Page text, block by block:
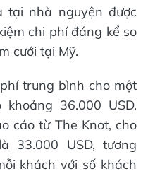
tại nhà nguyện được
chi phí đáng kể so
cưới tại Mỹ.
trung bình cho một
36.000 USD.
cáo từ The Knot, cho
33.000 USD, tương
khách với số khách